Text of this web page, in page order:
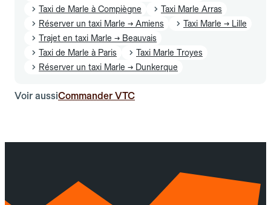
Taxi de Marle à Compiègne
Taxi Marle Arras
Réserver un taxi Marle → Amiens
Taxi Marle → Lille
Trajet en taxi Marle → Beauvais
Taxi de Marle à Paris
Taxi Marle Troyes
Réserver un taxi Marle → Dunkerque
Voir aussiCommander VTC